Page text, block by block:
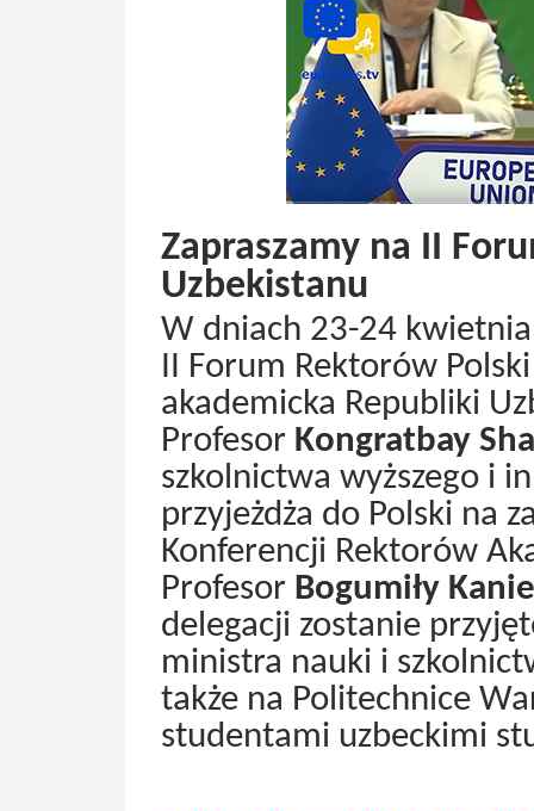
Zapraszamy na II
Uzbekistanu
W dniach 23-24
II Forum Rektorów
akademicka Republiki
Profesor Kongratbay
szkolnictwa wyższego i
przyjeżdża do Polski na
Konferencji Rektorów
Profesor Bogumiły
delegacji zostanie
ministra nauki i
także na Politechnice
studentami uzbeckimi